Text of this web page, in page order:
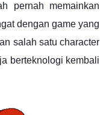
pernah memainkan
dengan game yang
salah satu character
berteknologi kembali